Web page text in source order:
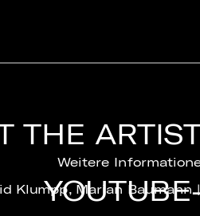
THE
Weitere
Klumpp, Marian Baumann